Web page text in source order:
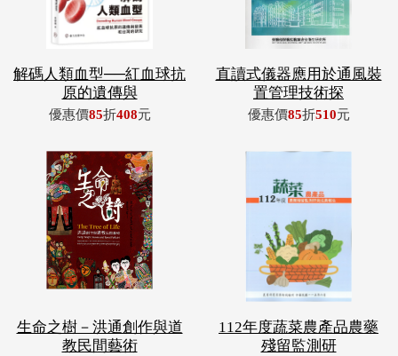
解碼人類血型──紅血球抗
原的遺傳與
優惠價85折408元
直讀式儀器應用於通風裝
置管理技術探
優惠價85折510元
生命之樹－洪通創作與道
教民間藝術
112年度蔬菜農產品農藥
殘留監測研